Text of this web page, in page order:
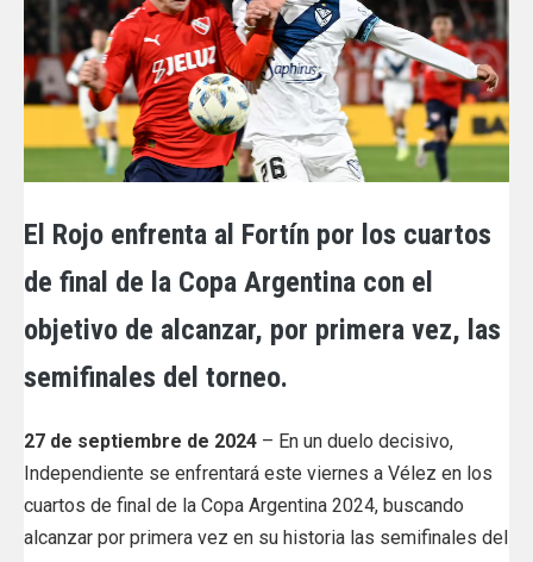
El Rojo enfrenta al Fortín por los cuartos
de final de la Copa Argentina con el
objetivo de alcanzar, por primera vez, las
semifinales del torneo.
27 de septiembre de 2024 – En un duelo decisivo,
Independiente se enfrentará este viernes a Vélez en los
cuartos de final de la Copa Argentina 2024, buscando
alcanzar por primera vez en su historia las semifinales del